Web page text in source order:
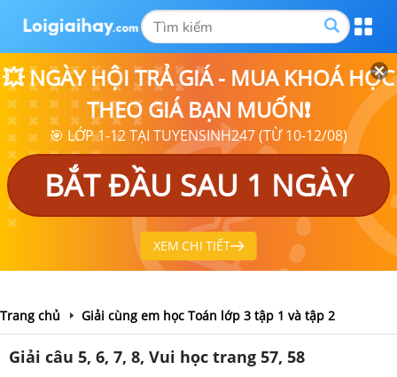
💥 NGÀY HỘI TRẢ GIÁ - MUA KHOÁ HỌC
THEO GIÁ BẠN MUỐN❗
🎯 LỚP 1-12 TẠI TUYENSINH247 (TỪ 10-12/08)
BẮT ĐẦU SAU 1 NGÀY
XEM CHI TIẾT
Trang chủ Giải cùng em học Toán lớp 3 tập 1 và tập 2
Giải câu 5, 6, 7, 8, Vui học trang 57, 58